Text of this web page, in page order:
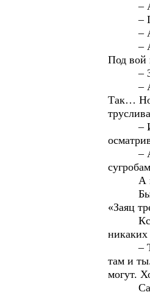
– А
–
– А
– А
Под вой
–
– А на
Так…
– И
– Ага!
А на
Были
«Заяц
никаких
–
там и
могут.
Сам-